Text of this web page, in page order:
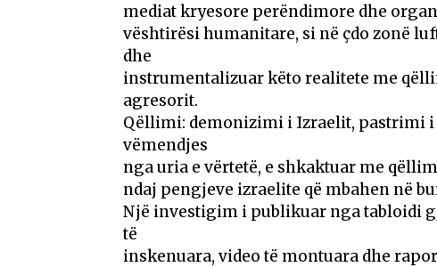
mediat kryesore perëndimore dhe
vështirësi humanitare, si në çdo zonë
dhe
instrumentalizuar këto realitete me
agresorit.
Qëllimi: demonizimi i Izraelit, pastrimi i
vëmendjes
nga uria e vërtetë, e shkaktuar me
ndaj pengjeve izraelite që mbahen në
Një investigim i publikuar nga tabloidi
të
inskenuara, video të montuara dhe